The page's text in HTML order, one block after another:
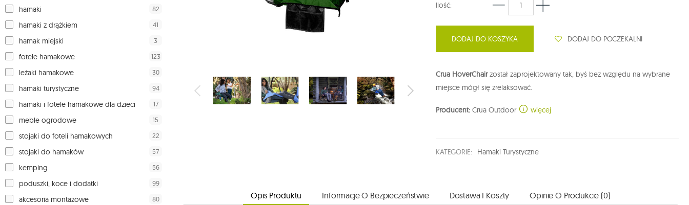
hamaki 82
hamaki z drążkiem 41
hamak miejski 3
fotele hamakowe 123
leżaki hamakowe 30
hamaki turystyczne 94
hamaki i fotele hamakowe dla dzieci 17
meble ogrodowe 15
stojaki do foteli hamakowych 22
stojaki do hamaków 57
kemping 56
poduszki, koce i dodatki 99
akcesoria montażowe 80
Ilość:
DODAJ DO KOSZYKA DODAJ DO POCZEKALNI
Crua HoverChairzostał zaprojektowany tak, byś bez względu na wybrane
miejsce mógł się zrelaksować.
Producent: Crua Outdoor więcej
KATEGORIE: Hamaki Turystyczne
Opis Produktu Informacje O Bezpieczeństwie Dostawa I Koszty Opinie O Produkcie (0)